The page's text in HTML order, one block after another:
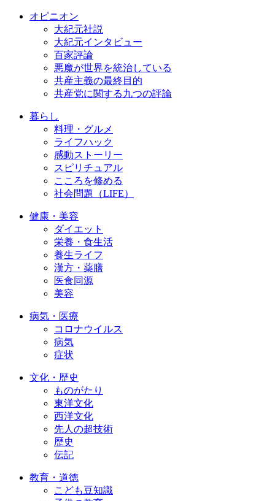
オピニオン
大紀元社説
大紀元インタビュー
百家評論
悪魔が世界を統治している
共産主義の最終目的
共産党に関する九つの評論
暮らし
料理・グルメ
ライフハック
感動ストーリー
スピリチュアル
こころを修める
社会問題（LIFE）
健康・美容
ダイエット
栄養・食生活
養生ライフ
漢方・薬膳
医食同源
美容
病気・医療
コロナウイルス
病気
症状
文化・歴史
ものがたり
東洋文化
西洋文化
先人の超技術
歴史
伝記
教育・道徳
こども豆知識